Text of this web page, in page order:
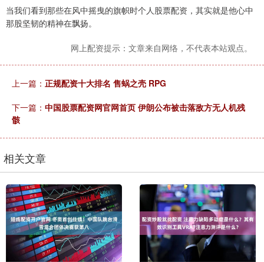
当我们看到那些在风中摇曳的旗帜时个人股票配资，其实就是他心中
那股坚韧的精神在飘扬。
网上配资提示：文章来自网络，不代表本站观点。
上一篇： 正规配资十大排名 售蜗之壳 RPG
下一篇： 中国股票配资网官网首页 伊朗公布被击落敌方无人机残
骸
相关文章